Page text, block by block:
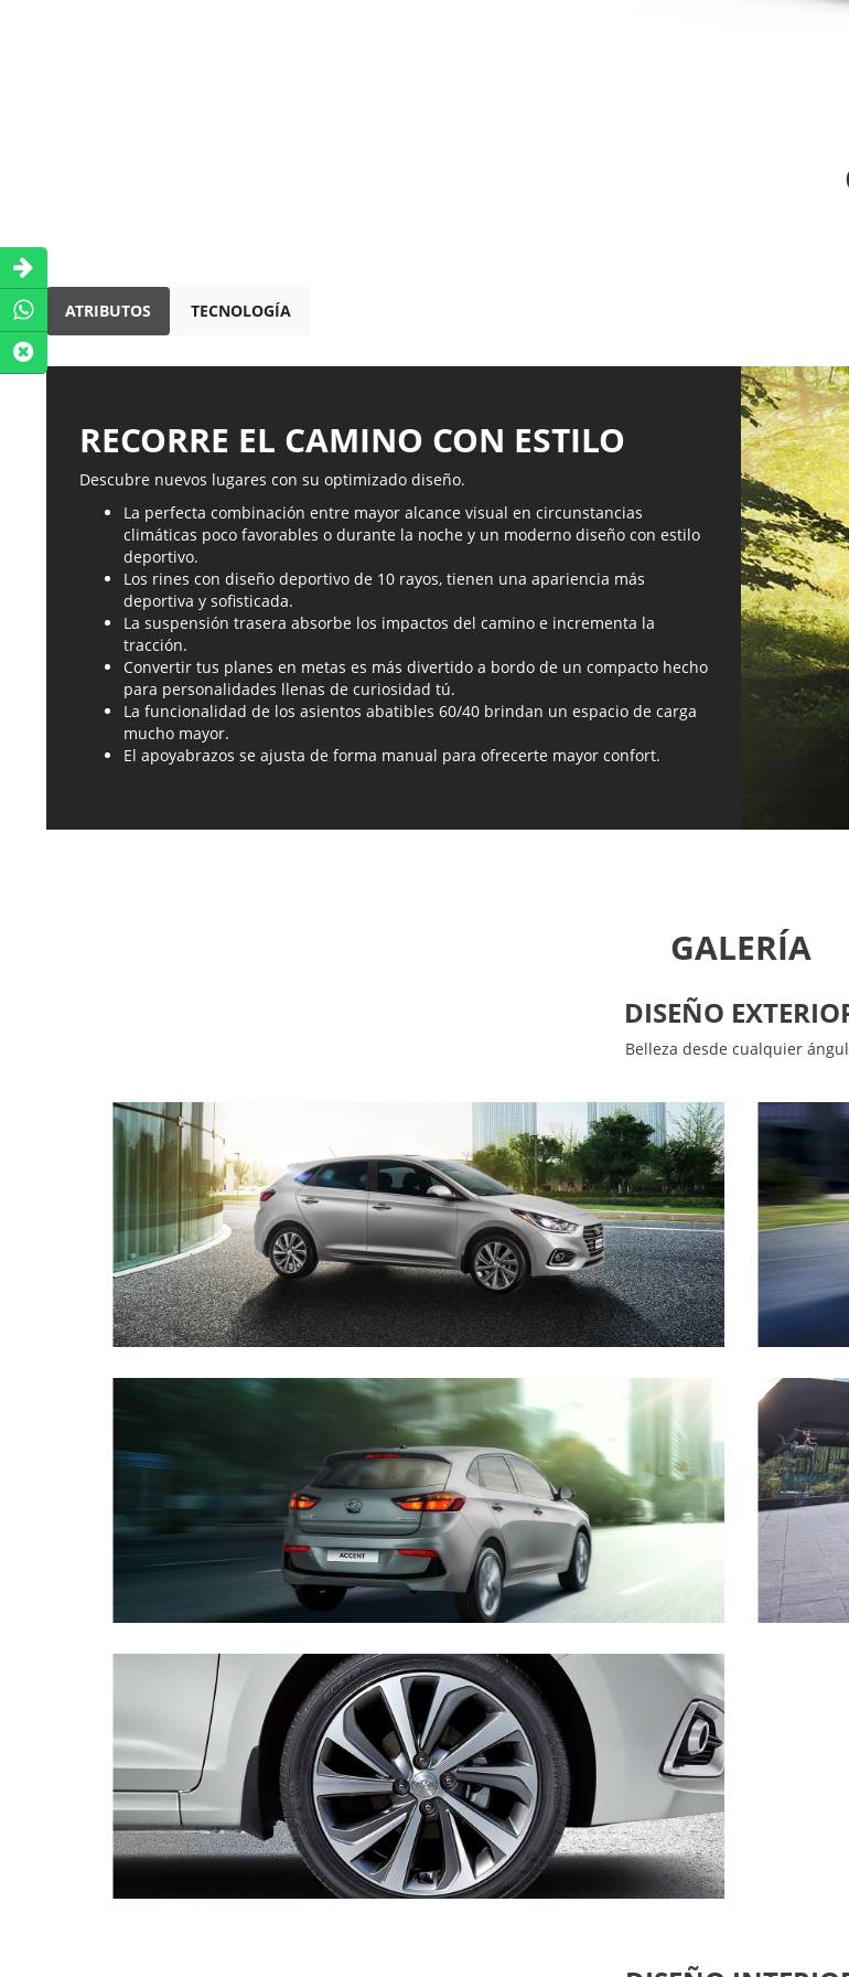
ATRIBUTOS TECNOLOGÍA
RECORRE EL CAMINO CON ESTILO
Descubre nuevos lugares con su optimizado diseño.
La perfecta combinación entre mayor alcance visual en circunstancias
climáticas poco favorables o durante la noche y un moderno diseño con estilo
deportivo.
Los rines con diseño deportivo de 10 rayos, tienen una apariencia más
deportiva y sofisticada.
La suspensión trasera absorbe los impactos del camino e incrementa la
tracción.
Convertir tus planes en metas es más divertido a bordo de un compacto hecho
para personalidades llenas de curiosidad tú.
La funcionalidad de los asientos abatibles 60/40 brindan un espacio de carga
mucho mayor.
El apoyabrazos se ajusta de forma manual para ofrecerte mayor confort.
GALERÍA
DISEÑO
Belleza desde cualquier